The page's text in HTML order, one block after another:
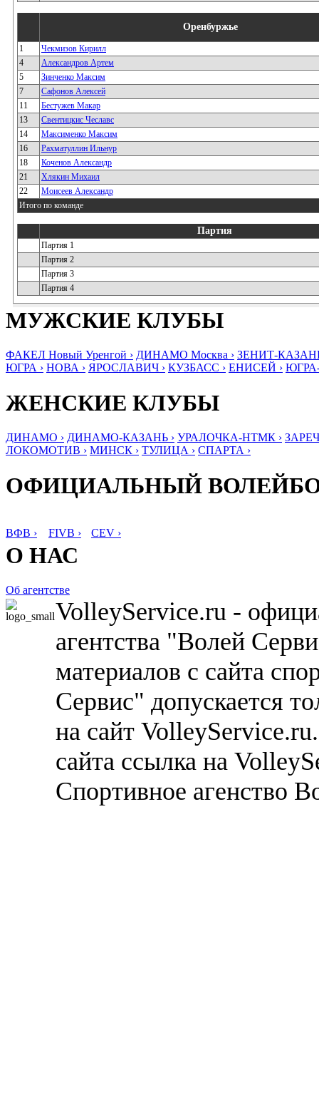
Оренбуржье
1
Чекмизов Кирилл
4
Александров Артем
5
Зинченко Максим
7
Сафонов Алексей
11
Бестужев Макар
13
Свентицкис Чеславс
14
Максименко Максим
16
Рахматуллин Ильнур
18
Коченов Александр
21
Хлякин Михаил
22
Моисеев Александр
Итого по команде
Партия
Партия 1
Партия 2
Партия 3
Партия 4
МУЖСКИЕ КЛУБЫ
ФАКЕЛ Новый Уренгой › ДИНАМО Москва › ЗЕНИТ-
ЮГРА › НОВА › ЯРОСЛАВИЧ › КУЗБАСС › ЕНИСЕЙ ›
ЖЕНСКИЕ КЛУБЫ
ДИНАМО › ДИНАМО-КАЗАНЬ › УРАЛОЧКА-НТМК ›
ЛОКОМОТИВ › МИНСК › ТУЛИЦА › СПАРТА ›
ОФИЦИАЛЬНЫЙ
ВФВ › FIVB › CEV ›
О НАС
Об агентстве
VolleyService.ru -
агентства "Волей
материалов с сайта
Сервис" допускается
на сайт
сайта ссылка на
Спортивное агенство